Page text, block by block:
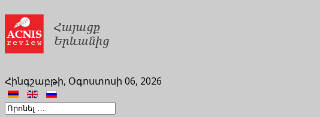
Հինգշաբթի, Օգոստոսի 06, 2026